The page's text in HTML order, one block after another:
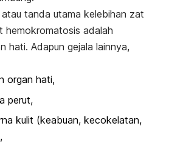
tanda utama kelebihan zat
hemokromatosis adalah
hati. Adapun gejala lainnya,
organ hati,
perut,
kulit (keabuan, kecokelatan,